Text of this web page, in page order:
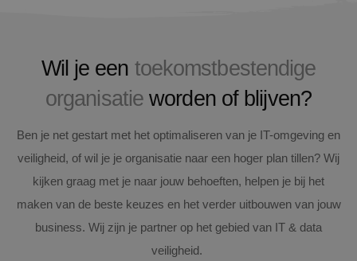
Wil je een toekomstbestendige
organisatie worden of blijven?
Ben je net gestart met het optimaliseren van je IT-omgeving en
veiligheid, of wil je je organisatie naar een hoger plan tillen? Wij
kijken graag met je naar jouw behoeften, helpen je bij het
maken van de beste keuzes en het verder uitbouwen van jouw
business. Wij zijn je partner op het gebied van IT & data
veiligheid.